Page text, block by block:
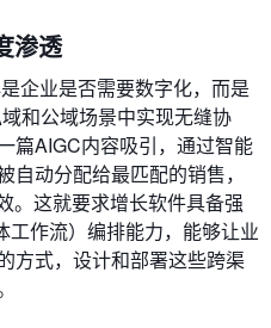
渗透
企业是否需要数字化，而是
和公域场景中实现无缝协
篇AIGC内容吸引，通过智能
动分配给最匹配的销售，
。这就要求增长软件具备强
作流）编排能力，能够让业
方式，设计和部署这些跨渠